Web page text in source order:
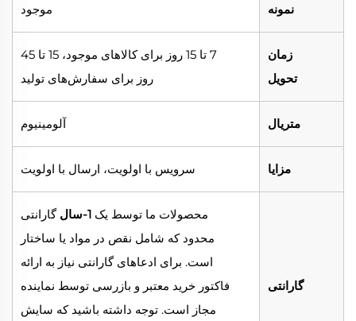
نمونه موجود
زمان
تحویل
7 تا 15 روز برای کالاهای موجود، 15 تا 45
روز برای سفارش‌های تولید
متریال آلومینیوم
مزایا سرویس با اولویت، ارسال با اولویت
گارانتی
محصولات ما توسط یک 1-سال
گارانتی
محدود که شامل نقص در مواد یا ساختار
است. برای ادعاهای گارانتی نیاز به ارائه
فاکتور خرید معتبر و بازرسی توسط نماینده
مجاز است. توجه داشته باشید که سایش